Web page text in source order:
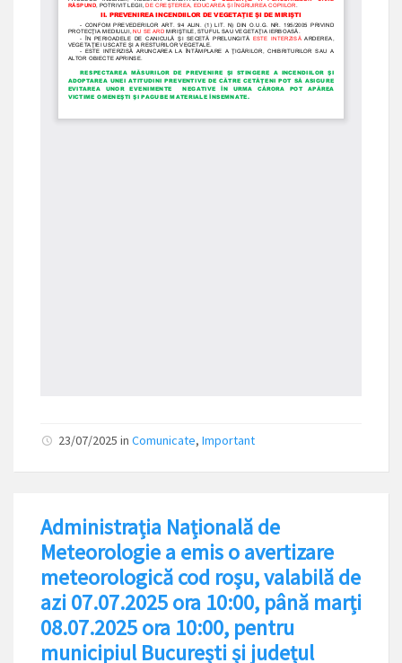
23/07/2025 in Comunicate, Important
Administrația Națională de
Meteorologie a emis o avertizare
meteorologică cod roşu, valabilă de
azi 07.07.2025 ora 10:00, până marți
08.07.2025 ora 10:00, pentru
municipiul București și județul